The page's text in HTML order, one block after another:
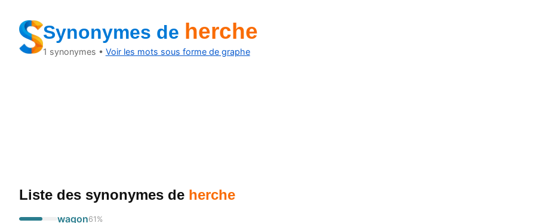
Synonymes de herche
1 synonymes • Voir les mots sous forme de graphe
Liste des synonymes de herche
wagon61%